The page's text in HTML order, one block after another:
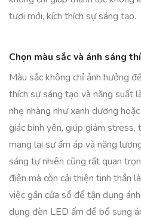
tươi mới, kích thích sự sáng tạo.
Chọn màu sắc và ánh sáng
Màu sắc không chỉ ảnh hưởng
thích sự sáng tạo và năng suất
nhẹ nhàng như xanh dương
giác bình yên, giúp giảm stress,
mang lại sự ấm áp và năng
sáng tự nhiên cũng rất quan
điện mà còn cải thiện tinh thần
việc gần cửa sổ để tận dụng
dụng đèn LED ấm để bổ sung